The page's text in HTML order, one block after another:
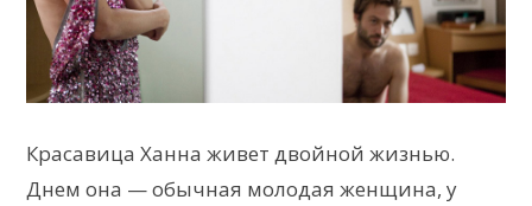
Красавица Ханна живет двойной жизнью.
Днем она — обычная молодая женщина, у